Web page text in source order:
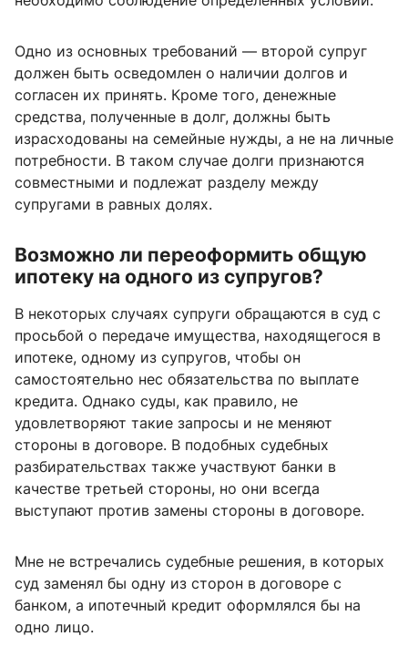
Одно из основных требований — второй супруг
должен быть осведомлен о наличии долгов и
согласен их принять. Кроме того, денежные
средства, полученные в долг, должны быть
израсходованы на семейные нужды, а не на личные
потребности. В таком случае долги признаются
совместными и подлежат разделу между
супругами в равных долях.
Возможно ли переоформить общую
ипотеку на одного из супругов?
В некоторых случаях супруги обращаются в суд с
просьбой о передаче имущества, находящегося в
ипотеке, одному из супругов, чтобы он
самостоятельно нес обязательства по выплате
кредита. Однако суды, как правило, не
удовлетворяют такие запросы и не меняют
стороны в договоре. В подобных судебных
разбирательствах также участвуют банки в
качестве третьей стороны, но они всегда
выступают против замены стороны в договоре.
Мне не встречались судебные решения, в которых
суд заменял бы одну из сторон в договоре с
банком, а ипотечный кредит оформлялся бы на
одно лицо.